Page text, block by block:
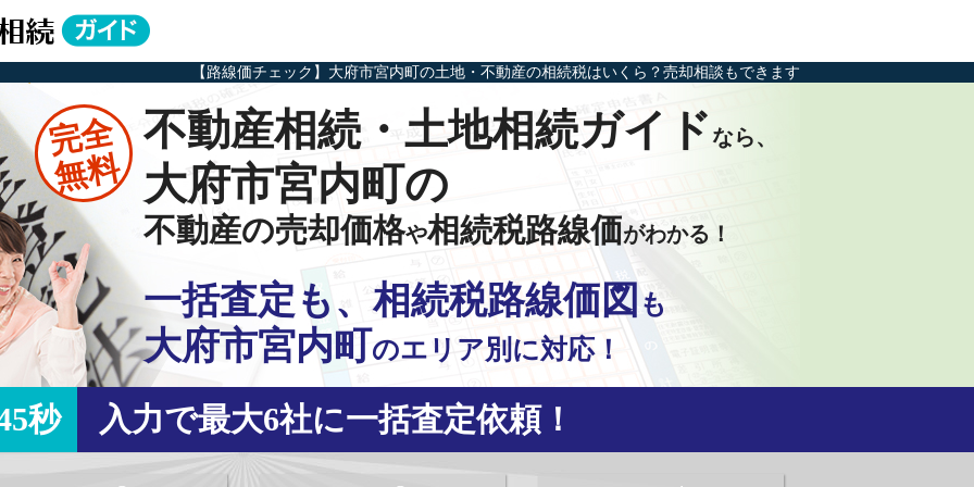
【路線価チェック】大府市宮内町の土地・不動産の相続税はいくら？売却相談もできます
完全
無料
不動産相続・土地相続ガイドなら、
大府市宮内町の
不動産の売却価格や相続税路線価がわかる！
一括査定も、相続税路線価図 も
大府市宮内町のエリア別に対応！
秒 入力で最大6社に一括査定依頼！